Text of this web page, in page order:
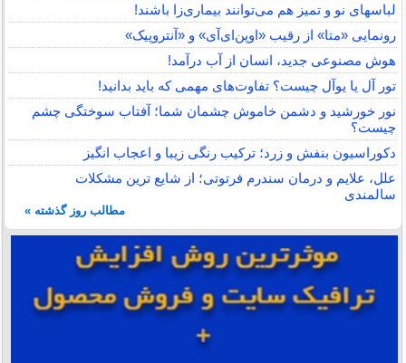
لباس‎های نو و تمیز هم می‌توانند بیماری‌زا باشند!
رونمایی «متا» از رقیب «اوپن‌ای‌آی» و «آنتروپیک»
هوش مصنوعی جدید، انسان از آب درآمد!
تور آل یا یوآل چیست؟ تفاوت‌های مهمی که باید بدانید!
نور خورشید و دشمن خاموش چشمان شما؛ آفتاب سوختگی چشم
چیست؟
دکوراسیون بنفش و زرد؛ ترکیب رنگی زیبا و اعجاب انگیز
علل، علایم و درمان سندرم فرتوتی؛ از شایع ترین مشکلات
سالمندی
مطالب روز گذشته »